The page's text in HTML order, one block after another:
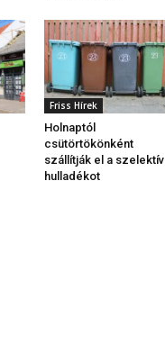
Friss Hírek
Holnaptól
csütörtökönként
szállítják el a szelektív
hulladékot